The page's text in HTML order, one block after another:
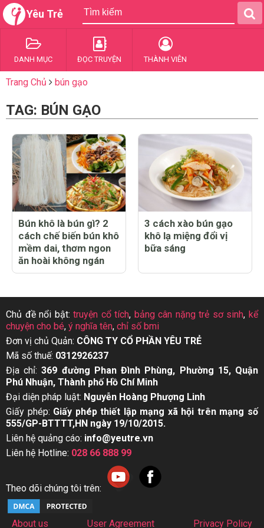
Yêu Trẻ
DANH MỤC ĐỌC TRUYỆN THÀNH VIÊN
Trang Chủ bún gạo
TAG: BÚN GẠO
Bún khô là bún gì? 2
cách chế biến bún khô
mềm dai, thơm ngon
ăn hoài không ngán
3 cách xào bún gạo
khô lạ miệng đổi vị
bữa sáng
Chủ đề nổi bật:truyện cổ tích, bảng cân nặng trẻ sơ sinh,kể
chuyện cho bé, ý nghĩa tên, chỉ số bmi
Đơn vị chủ Quản: CÔNG TY CỔ PHẦN YÊU TRẺ
Mã số thuế: 0312926237
Địa chỉ:369 đường Phan Đình Phùng, Phường 15, Quận
Phú Nhuận, Thành phố Hồ Chí Minh
Đại diện pháp luật: Nguyễn Hoàng Phượng Linh
Giấy phép: Giấy phép thiết lập mạng xã hội trên mạng số
555/GP-BTTTT,HN ngày 19/10/2015.
Liên hệ quảng cáo: info@yeutre.vn
Liên hệ Hotline: 028 66 888 99
Theo dõi chúng tôi trên:
About us User Agreement Privacy Policy